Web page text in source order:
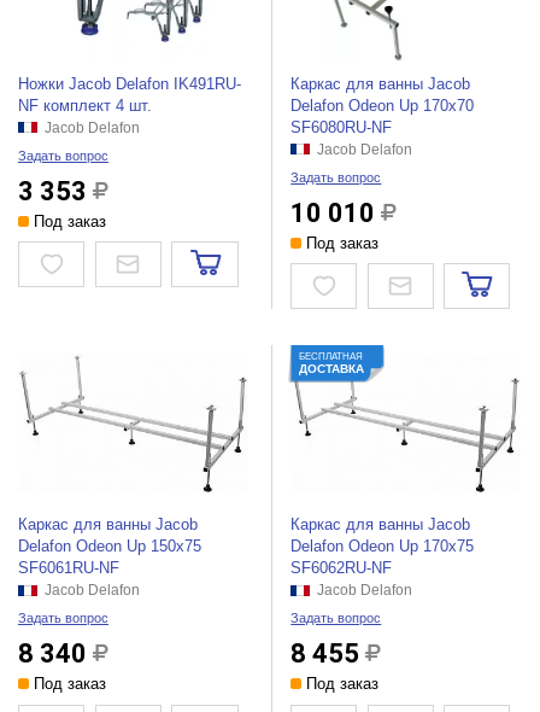
Ножки Jacob Delafon IK491RU-
NF комплект 4 шт.
Jacob Delafon
Задать вопрос
3 353
Под заказ
Каркас для ванны Jacob
Delafon Odeon Up 170x70
SF6080RU-NF
Jacob Delafon
Задать вопрос
10 010
Под заказ
Каркас для ванны Jacob
Delafon Odeon Up 150x75
SF6061RU-NF
Jacob Delafon
Задать вопрос
8 340
Под заказ
БЕСПЛАТНАЯ
ДОСТАВКА
Каркас для ванны Jacob
Delafon Odeon Up 170x75
SF6062RU-NF
Jacob Delafon
Задать вопрос
8 455
Под заказ